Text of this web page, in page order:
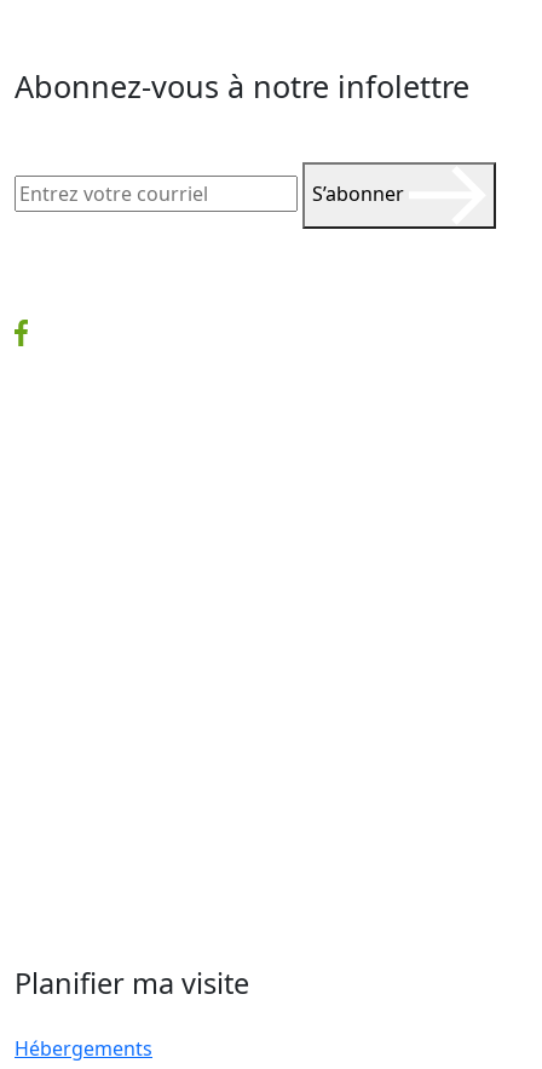
Abonnez-vous à notre infolettre
S’abonner
Planifier ma visite
Hébergements